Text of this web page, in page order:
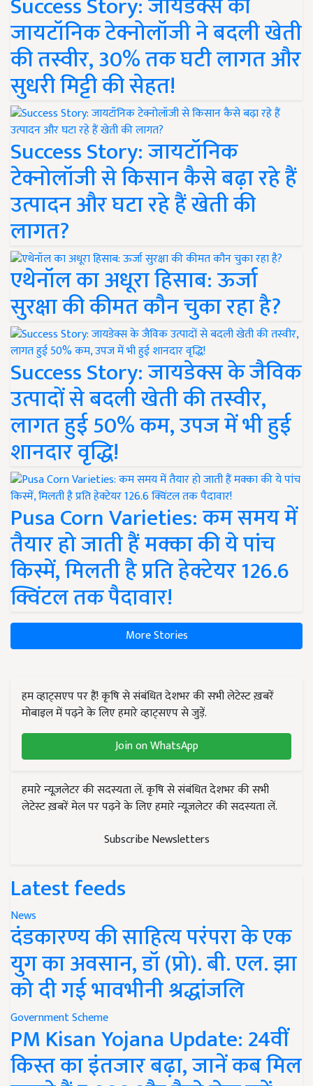
जायटॉनिक टेक्नोलॉजी ने बदली खेती
की तस्वीर, 30% तक घटी लागत और
सुधरी मिट्टी की सेहत!
Success Story: जायटॉनिक
टेक्नोलॉजी से किसान कैसे बढ़ा रहे हैं
उत्पादन और घटा रहे हैं खेती की
लागत?
एथेनॉल का अधूरा हिसाब: ऊर्जा
सुरक्षा की कीमत कौन चुका रहा है?
Success Story: जायडेक्स के जैविक
उत्पादों से बदली खेती की तस्वीर,
लागत हुई 50% कम, उपज में भी हुई
शानदार वृद्धि!
Pusa Corn Varieties: कम समय में
तैयार हो जाती हैं मक्का की ये पांच
किस्में, मिलती है प्रति हेक्टेयर 126.6
क्विंटल तक पैदावार!
More Stories
हम व्हाट्सएप पर हैं! कृषि से संबंधित देशभर की सभी लेटेस्ट ख़बरें
मोबाइल में पढ़ने के लिए हमारे व्हाट्सएप से जुड़ें.
Join on WhatsApp
हमारे न्यूज़लेटर की सदस्यता लें. कृषि से संबंधित देशभर की सभी
लेटेस्ट ख़बरें मेल पर पढ़ने के लिए हमारे न्यूज़लेटर की सदस्यता लें.
Subscribe Newsletters
Latest feeds
News
दंडकारण्य की साहित्य परंपरा के एक
युग का अवसान, डॉ (प्रो). बी. एल. झा
को दी गई भावभीनी श्रद्धांजलि
Government Scheme
PM Kisan Yojana Update: 24वीं
किस्त का इंतजार बढ़ा, जानें कब मिल